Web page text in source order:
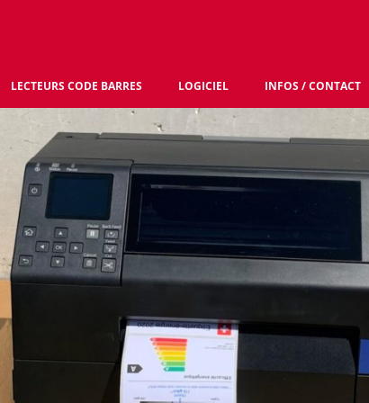
LECTEURS CODE BARRES LOGICIEL INFOS / CONTACT